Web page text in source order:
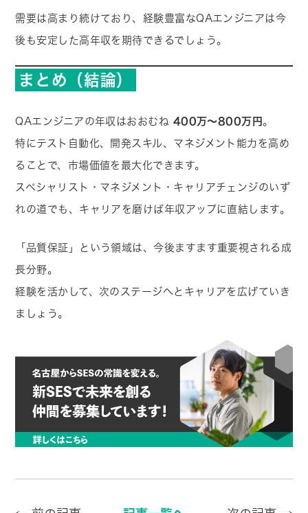
需要は高まり続けており、経験豊富なQAエンジニアは今
後も安定した高年収を期待できるでしょう。
まとめ（結論）
QAエンジニアの年収はおおむね 400万〜800万円 。
特にテスト自動化、開発スキル、マネジメント能力を高め
ることで、市場価値を最大化できます。
スペシャリスト・マネジメント・キャリアチェンジのいず
れの道でも、キャリアを磨けば年収アップに直結します。
「品質保証」という領域は、今後ますます重要視される成
長分野。
経験を活かして、次のステージへとキャリアを広げていき
ましょう。